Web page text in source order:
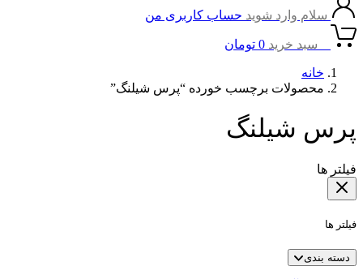
سلام وارد شوید حساب کاربری من
سبد خرید 0 تومان
خانه
محصولات برچسب خورده “پرس شیلنگ”
پرس شیلنگ
فیلتر ها
فیلتر ها
دسته بندی